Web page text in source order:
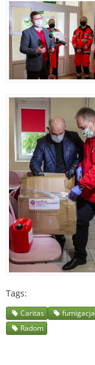
Tags
Caritas fumigacja
Radom